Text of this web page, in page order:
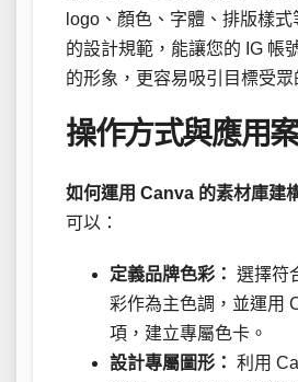
logo、顏色、字體、排版樣
的設計規範，能讓您的 IG 帳
的形象，更容易吸引目標受眾
操作方式與應用
如何運用 Canva 的素材庫建
可以：
定義品牌色彩： 選擇符
彩作為主色調，並運用
項，建立專屬色卡。
設計專屬圖形： 利用